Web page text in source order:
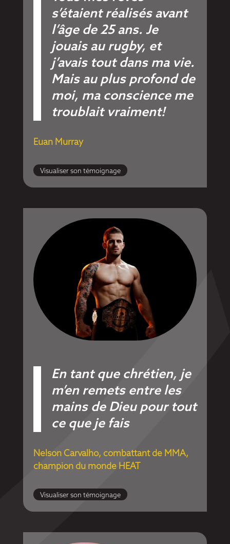
s’étaient réalisés avant
l’âge de 25 ans. Je
jouais au rugby, et
j’avais tout dans ma vie.
Mais au plus profond de
moi, ma conscience me
troublait vraiment!
Euan Murray
Visualiser son témoignage
En tant que chrétien, je
m’en remets entre les
mains de Dieu pour tout
ce que je fais
Nelson Carvalho, combattant de MMA,
champion du monde HEAT
Visualiser son témoignage